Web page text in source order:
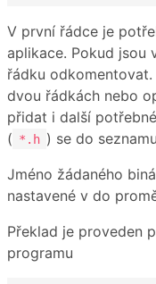
V první řádce je
aplikace. Pokud jsou
řádku
dvou řádkách nebo
přidat i další
( *.h ) se do
Jméno žádaného
nastavené v do
Překlad je proveden
programu